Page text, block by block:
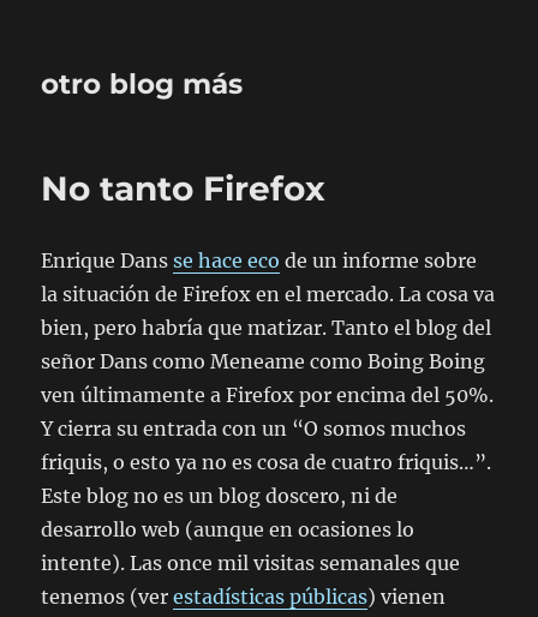
otro blog más
No tanto Firefox
Enrique Dansse hace eco de un informe sobre
la situación de Firefox en el mercado. La cosa va
bien, pero habría que matizar. Tanto el blog del
señor Dans como Meneame como Boing Boing
ven últimamente a Firefox por encima del 50%.
Y cierra su entrada con un
O somos muchos
friquis, o esto ya no es cosa de cuatro friquis… .
Este blog no es un blog doscero, ni de
desarrollo web (aunque en ocasiones lo
intente). Las once mil visitas semanales que
tenemos (verestadísticas públicas) vienen